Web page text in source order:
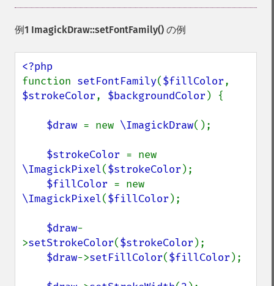
例1 ImagickDraw::setFontFamily() の例
function setFontFamily($fillColor
$strokeColor, $backgroundColor ) {
$draw = new \ImagickDraw();
$strokeColor
\ImagickPixel($strokeColor );
$fillColor
\ImagickPixel($fillColor );
$draw-
>setStrokeColor($strokeColor );
$draw->setFillColor($fillColor );